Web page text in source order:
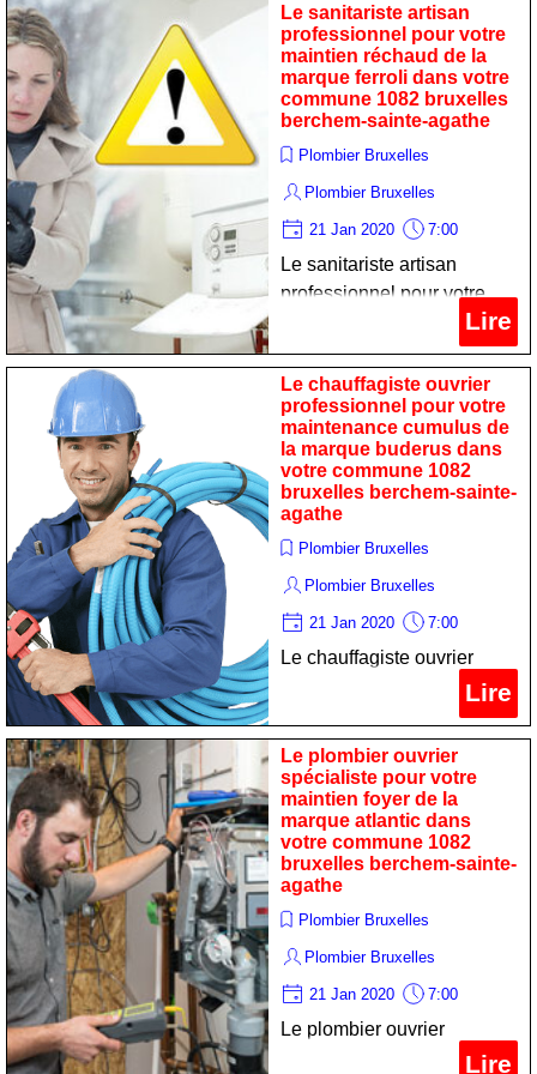
commune 1082 bruxelles
berchem-sainte-agathe
Le sanitariste artisan
professionnel pour votre
maintien réchaud de la
marque ferroli dans votre
commune 1082 bruxelles
berchem-sainte-agathe
Plombier Bruxelles
Plombier Bruxelles
21 Jan 2020 7:00
Le sanitariste artisan
professionnel pour votre
maintien réchaud de la
marque ferroli dans votre
commune 1082 bruxelles
berchem-sainte-agathe
Lire
Le chauffagiste ouvrier
professionnel pour votre
maintenance cumulus de
la marque buderus dans
votre commune 1082
bruxelles berchem-sainte-
agathe
Plombier Bruxelles
Plombier Bruxelles
21 Jan 2020 7:00
Le chauffagiste ouvrier
professionnel pour votre
maintenance cumulus de la
marque buderus dans votre
commune 1082 bruxelles
berchem-sainte-agathe
Lire
Le plombier ouvrier
spécialiste pour votre
maintien foyer de la
marque atlantic dans
votre commune 1082
bruxelles berchem-sainte-
agathe
Plombier Bruxelles
Plombier Bruxelles
21 Jan 2020 7:00
Le plombier ouvrier
Lire